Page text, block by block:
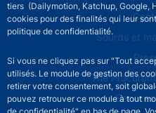
tiers (Dailymotion, Katchup, Google,
cookies pour des finalités qui leur
politique de confidentialité.
Si vous ne cliquez pas sur "Tout
utilisés. Le module de gestion des
retirer votre consentement, soit
pouvez retrouver ce module à tout
Footer secondary menu
Sourds et
The